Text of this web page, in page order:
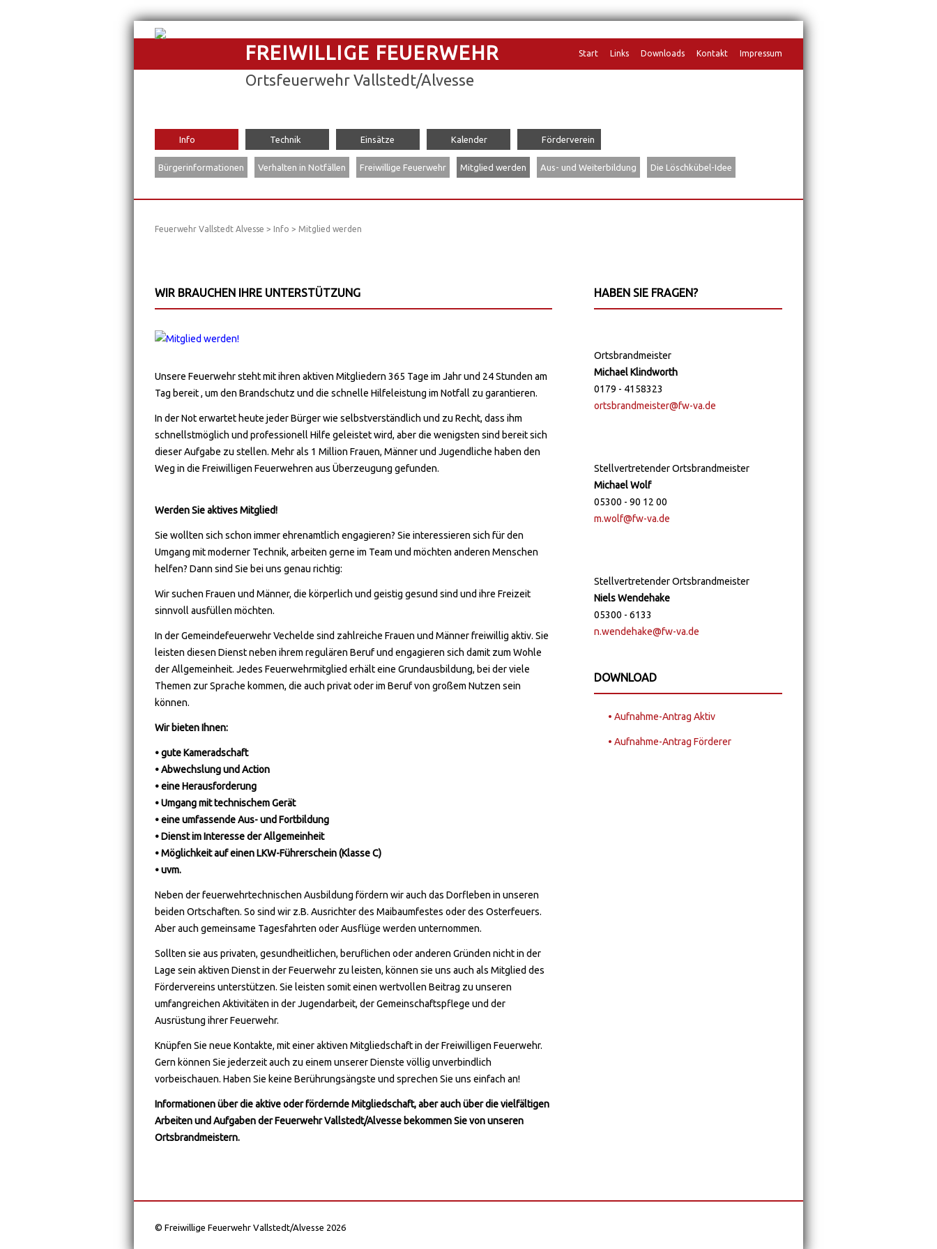
FREIWILLIGE FEUERWEHR
Ortsfeuerwehr Vallstedt/Alvesse
Navigation
Start Links Downloads Kontakt Impressum
überspringen
Info
Bürgerinformationen Verhalten in Notfällen Freiwillige Feuerwehr Mitglied werden Aus- und Weiterbildung Die Löschkübel-Idee
Technik Einsätze Kalender Förderverein
Feuerwehr Vallstedt Alvesse > Info > Mitglied werden
WIR BRAUCHEN IHRE UNTERSTÜTZUNG
Unsere Feuerwehr steht mit ihren aktiven Mitgliedern 365 Tage im Jahr und 24 Stunden am
Tag bereit , um den Brandschutz und die schnelle Hilfeleistung im Notfall zu garantieren.
In der Not erwartet heute jeder Bürger wie selbstverständlich und zu Recht, dass ihm
schnellstmöglich und professionell Hilfe geleistet wird, aber die wenigsten sind bereit sich
dieser Aufgabe zu stellen. Mehr als 1 Million Frauen, Männer und Jugendliche haben den
Weg in die Freiwilligen Feuerwehren aus Überzeugung gefunden.
Werden Sie aktives Mitglied!
Sie wollten sich schon immer ehrenamtlich engagieren? Sie interessieren sich für den
Umgang mit moderner Technik, arbeiten gerne im Team und möchten anderen Menschen
helfen? Dann sind Sie bei uns genau richtig:
Wir suchen Frauen und Männer, die körperlich und geistig gesund sind und ihre Freizeit
sinnvoll ausfüllen möchten.
In der Gemeindefeuerwehr Vechelde sind zahlreiche Frauen und Männer freiwillig aktiv. Sie
leisten diesen Dienst neben ihrem regulären Beruf und engagieren sich damit zum Wohle
der Allgemeinheit. Jedes Feuerwehrmitglied erhält eine Grundausbildung, bei der viele
Themen zur Sprache kommen, die auch privat oder im Beruf von großem Nutzen sein
können.
Wir bieten Ihnen:
• gute Kameradschaft
• Abwechslung und Action
• eine Herausforderung
• Umgang mit technischem Gerät
• eine umfassende Aus- und Fortbildung
• Dienst im Interesse der Allgemeinheit
• Möglichkeit auf einen LKW-Führerschein (Klasse C)
• uvm.
Neben der feuerwehrtechnischen Ausbildung fördern wir auch das Dorfleben in unseren
beiden Ortschaften. So sind wir z.B. Ausrichter des Maibaumfestes oder des Osterfeuers.
Aber auch gemeinsame Tagesfahrten oder Ausflüge werden unternommen.
Sollten sie aus privaten, gesundheitlichen, beruflichen oder anderen Gründen nicht in der
Lage sein aktiven Dienst in der Feuerwehr zu leisten, können sie uns auch als Mitglied des
Fördervereins unterstützen. Sie leisten somit einen wertvollen Beitrag zu unseren
umfangreichen Aktivitäten in der Jugendarbeit, der Gemeinschaftspflege und der
Ausrüstung ihrer Feuerwehr.
Knüpfen Sie neue Kontakte, mit einer aktiven Mitgliedschaft in der Freiwilligen Feuerwehr.
Gern können Sie jederzeit auch zu einem unserer Dienste völlig unverbindlich
vorbeischauen. Haben Sie keine Berührungsängste und sprechen Sie uns einfach an!
Informationen über die aktive oder fördernde Mitgliedschaft, aber auch über die vielfältigen
Arbeiten und Aufgaben der Feuerwehr Vallstedt/Alvesse bekommen Sie von unseren
Ortsbrandmeistern.
HABEN SIE FRAGEN?
Ortsbrandmeister
Michael Klindworth
0179 - 4158323
ortsbrandmeister@fw-va.de
Stellvertretender Ortsbrandmeister
Michael Wolf
05300 - 90 12 00
m.wolf@fw-va.de
Stellvertretender Ortsbrandmeister
Niels Wendehake
05300 - 6133
n.wendehake@fw-va.de
DOWNLOAD
• Aufnahme-Antrag Aktiv
• Aufnahme-Antrag Förderer
© Freiwillige Feuerwehr Vallstedt/Alvesse 2026